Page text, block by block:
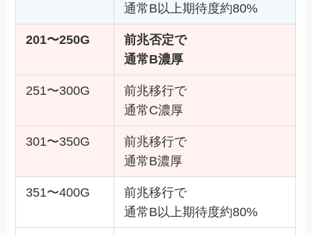
通常B以上期待度約80%
201〜250G
前兆否定で
通常B濃厚
251〜300G
前兆移行で
通常C濃厚
301〜350G
前兆移行で
通常B濃厚
351〜400G
前兆移行で
通常B以上期待度約80%